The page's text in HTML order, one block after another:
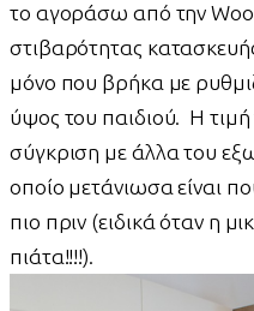
το αγοράσω από την
στιβαρότητας
μόνο που βρήκα με
ύψος του παιδιού. Η
σύγκριση με άλλα του
οποίο μετάνιωσα είναι
πιο πριν (ειδικά όταν η
πιάτα!!!!).